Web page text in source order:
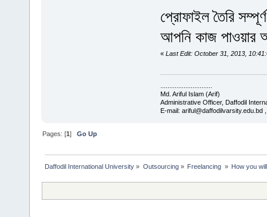
প্রোফাইল তৈরি
আপনি কাজ পাওয়ার
« Last Edit: October 31, 2013,
Md. Ariful Islam (Arif)
Administrative Officer, Daffodil
E-mail: ariful@daffodilvarsity.edu.bd
Pages: [1]Go Up
Daffodil International University » Outsourcing» Freelancing » How you